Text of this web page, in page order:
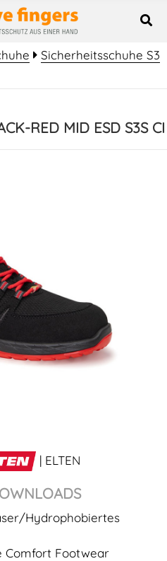
Sicherheitsschuhe S3
RED MID ESD S3S CI
| ELTEN
Hydrophobiertes
Comfort Footwear